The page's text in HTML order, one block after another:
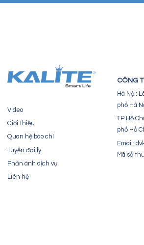
Video
Giới thiệu
Quan hệ báo chí
Tuyển đại lý
Phản ánh dịch vụ
Liên hệ
CÔNG
Hà Nội:
phố Hà
TP Hồ
phố Hồ
Email:
Mã số